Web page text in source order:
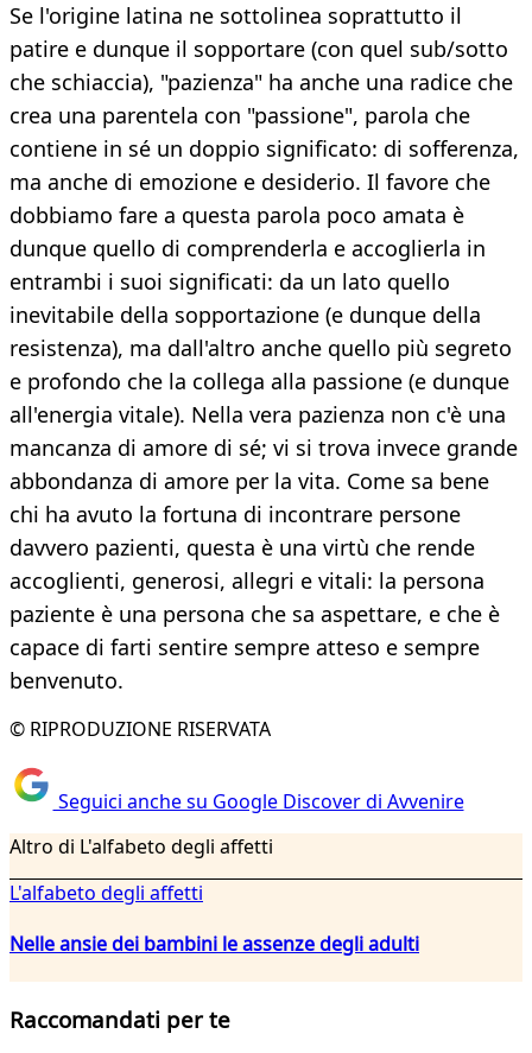
Se l'origine latina ne sottolinea soprattutto il
patire e dunque il sopportare (con quel sub/sotto
che schiaccia), "pazienza" ha anche una radice che
crea una parentela con "passione", parola che
contiene in sé un doppio significato: di sofferenza,
ma anche di emozione e desiderio. Il favore che
dobbiamo fare a questa parola poco amata è
dunque quello di comprenderla e accoglierla in
entrambi i suoi significati: da un lato quello
inevitabile della sopportazione (e dunque della
resistenza), ma dall'altro anche quello più segreto
e profondo che la collega alla passione (e dunque
all'energia vitale). Nella vera pazienza non c'è una
mancanza di amore di sé; vi si trova invece grande
abbondanza di amore per la vita. Come sa bene
chi ha avuto la fortuna di incontrare persone
davvero pazienti, questa è una virtù che rende
accoglienti, generosi, allegri e vitali: la persona
paziente è una persona che sa aspettare, e che è
capace di farti sentire sempre atteso e sempre
benvenuto.
© RIPRODUZIONE RISERVATA
Seguici anche su Google Discover di Avvenire
Altro di L'alfabeto degli affetti
L'alfabeto degli affetti
Nelle ansie dei bambini le assenze degli adulti
Raccomandati per te